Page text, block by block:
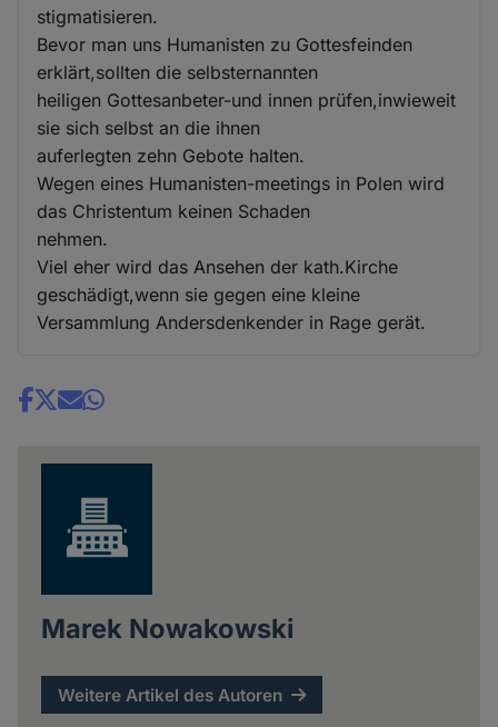
stigmatisieren.
Bevor man uns Humanisten zu Gottesfeinden
erklärt,sollten die selbsternannten
heiligen Gottesanbeter-und innen prüfen,inwieweit
sie sich selbst an die ihnen
auferlegten zehn Gebote halten.
Wegen eines Humanisten-meetings in Polen wird
das Christentum keinen Schaden
nehmen.
Viel eher wird das Ansehen der kath.Kirche
geschädigt,wenn sie gegen eine kleine
Versammlung Andersdenkender in Rage gerät.
Share
Marek Nowakowski
Weitere Artikel des Autoren